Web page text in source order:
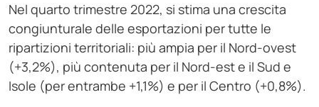
Nel quarto trimestre 2022, si stima una crescita
congiunturale delle esportazioni per tutte le
ripartizioni territoriali: più ampia per il Nord-ovest
(+3,2%), più contenuta per il Nord-est e il Sud e
Isole (per entrambe +1,1%) e per il Centro (+0,8%).